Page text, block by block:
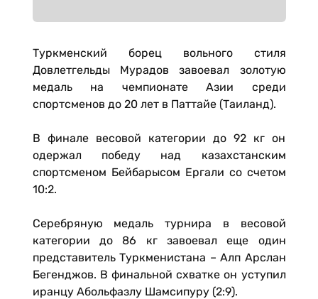
Туркменский борец вольного стиля
Довлетгельды Мурадов завоевал золотую
медаль на чемпионате Азии среди
спортсменов до 20 лет в Паттайе (Таиланд).
В финале весовой категории до 92 кг он
одержал победу над казахстанским
спортсменом Бейбарысом Ергали со счетом
10:2.
Серебряную медаль турнира в весовой
категории до 86 кг завоевал еще один
представитель Туркменистана – Алп Арслан
Бегенджов. В финальной схватке он уступил
иранцу Абольфазлу Шамсипуру (2:9).